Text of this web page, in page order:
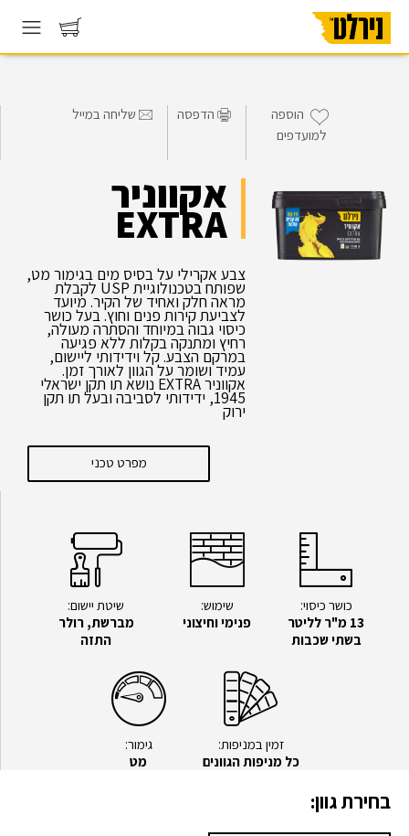
הוספה
למועדפים
הדפסה שליחה במייל
אקווניר
EXTRA
צבע אקרילי על בסיס מים בגימור מט,
שפותח בטכנולוגיית USP לקבלת
מראה חלק ואחיד של הקיר. מיועד
לצביעת קירות פנים וחוץ. בעל כושר
כיסוי גבוה במיוחד והסתרה מעולה,
רחיץ ומתנקה בקלות ללא פגיעה
במרקם הצבע. קל וידידותי ליישום,
עמיד ושומר על הגוון לאורך זמן.
אקווניר EXTRA נושא תו תקן ישראלי
1945, ידידותי לסביבה ובעל תו תקן
ירוק
מפרט טכני
כושר כיסוי:
13 מ"ר לליטר
בשתי שכבות
שימוש:
פנימי וחיצוני
שיטת יישום:
מברשת, רולר
התזה
זמין במניפות:
כל מניפות הגוונים
גימור:
מט
בחירת גוון: